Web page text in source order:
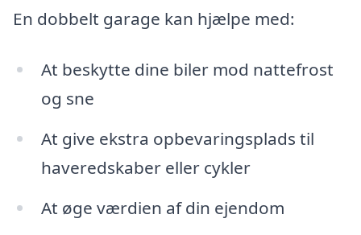
En dobbelt garage kan hjælpe med:
At beskytte dine biler mod nattefrost
og sne
At give ekstra opbevaringsplads til
haveredskaber eller cykler
At øge værdien af din ejendom